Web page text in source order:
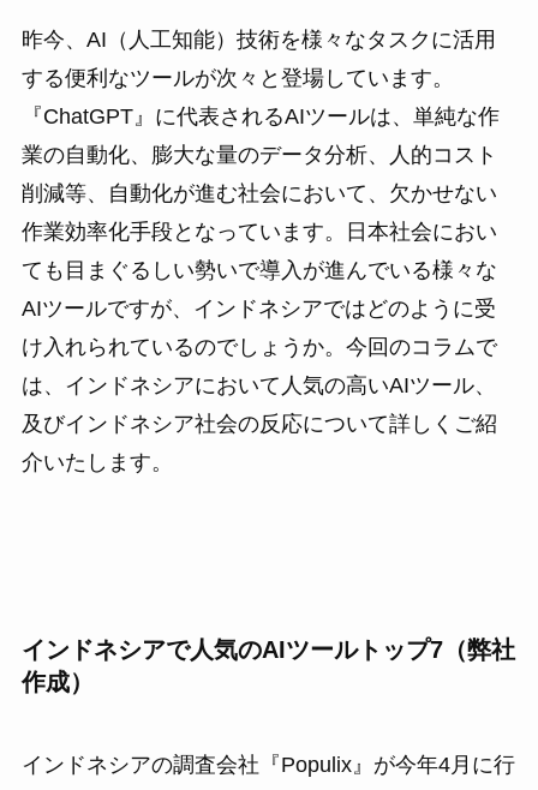
昨今、AI（人工知能）技術を様々なタスクに活用
する便利なツールが次々と登場しています。
『ChatGPT』に代表されるAIツールは、単純な作
業の自動化、膨大な量のデータ分析、人的コスト
削減等、自動化が進む社会において、欠かせない
作業効率化手段となっています。日本社会におい
ても目まぐるしい勢いで導入が進んでいる様々な
AIツールですが、インドネシアではどのように受
け入れられているのでしょうか。今回のコラムで
は、インドネシアにおいて人気の高いAIツール、
及びインドネシア社会の反応について詳しくご紹
介いたします。
インドネシアで人気のAIツールトップ7（弊社
作成）
インドネシアの調査会社『Populix』が今年4月に行